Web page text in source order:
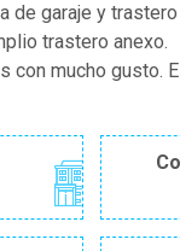
de garaje y
trastero anexo.
con mucho gusto.